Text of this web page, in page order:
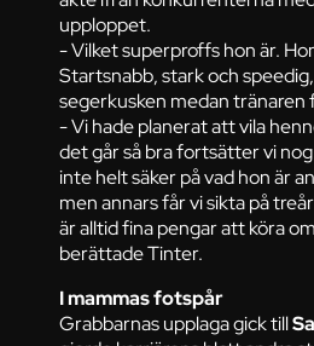
upploppet.
- Vilket superproffs hon är.
Startsnabb, stark och
segerkusken medan tränaren
- Vi hade planerat att vila
det går så bra fortsätter vi
inte helt säker på vad hon är
men annars får vi sikta på
är alltid fina pengar att köra
berättade Tinter.
I mammas fotspår
Grabbarnas upplaga gick till